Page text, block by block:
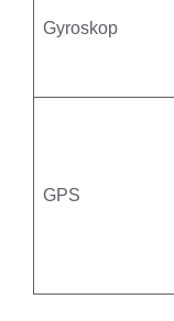
Gyroskop
GPS